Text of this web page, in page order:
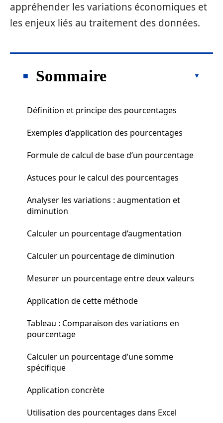
appréhender les variations économiques et
les enjeux liés au traitement des données.
Sommaire
Définition et principe des pourcentages
Exemples d’application des pourcentages
Formule de calcul de base d’un pourcentage
Astuces pour le calcul des pourcentages
Analyser les variations : augmentation et
diminution
Calculer un pourcentage d’augmentation
Calculer un pourcentage de diminution
Mesurer un pourcentage entre deux valeurs
Application de cette méthode
Tableau : Comparaison des variations en
pourcentage
Calculer un pourcentage d’une somme
spécifique
Application concrète
Utilisation des pourcentages dans Excel